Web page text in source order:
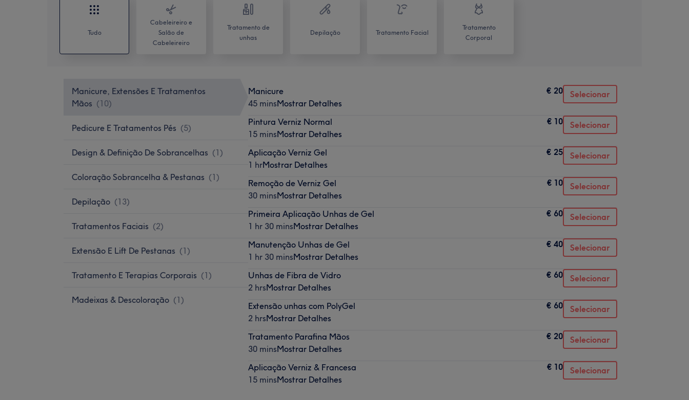
Tudo
Cabeleireiro e
Salão de
Cabeleireiro
Tratamento de
unhas
Depilação Tratamento Facial
Tratamento
Corporal
Manicure, Extensões E Tratamentos
Mãos (10)
Pedicure E Tratamentos Pés (5)
Design & Definição De Sobrancelhas (1)
Coloração Sobrancelha & Pestanas (1)
Depilação (13)
Tratamentos Faciais (2)
Extensão E Lift De Pestanas (1)
Tratamento E Terapias Corporais (1)
Madeixas & Descoloração (1)
Manicure
45 minsMostrar Detalhes
€ 20 Selecionar
Pintura Verniz Normal
15 minsMostrar Detalhes
€ 10 Selecionar
Aplicação Verniz Gel
1 hrMostrar Detalhes
€ 25 Selecionar
Remoção de Verniz Gel
30 minsMostrar Detalhes
€ 10 Selecionar
Primeira Aplicação Unhas de Gel
1 hr 30 minsMostrar Detalhes
€ 60 Selecionar
Manutenção Unhas de Gel
1 hr 30 minsMostrar Detalhes
€ 40 Selecionar
Unhas de Fibra de Vidro
2 hrsMostrar Detalhes
€ 60 Selecionar
Extensão unhas com PolyGel
2 hrsMostrar Detalhes
€ 60 Selecionar
Tratamento Parafina Mãos
30 minsMostrar Detalhes
€ 20 Selecionar
Aplicação Verniz & Francesa
15 minsMostrar Detalhes
€ 10 Selecionar